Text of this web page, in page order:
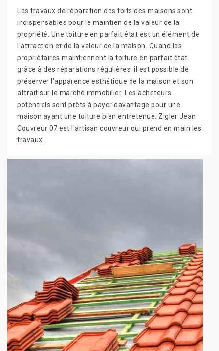
Les travaux de réparation des toits des maisons sont
indispensables pour le maintien de la valeur de la
propriété. Une toiture en parfait état est un élément de
l'attraction et de la valeur de la maison. Quand les
propriétaires maintiennent la toiture en parfait état
grâce à des réparations régulières, il est possible de
préserver l'apparence esthétique de la maison et son
attrait sur le marché immobilier. Les acheteurs
potentiels sont prêts à payer davantage pour une
maison ayant une toiture bien entretenue. Zigler Jean
Couvreur 07 est l'artisan couvreur qui prend en main les
travaux.